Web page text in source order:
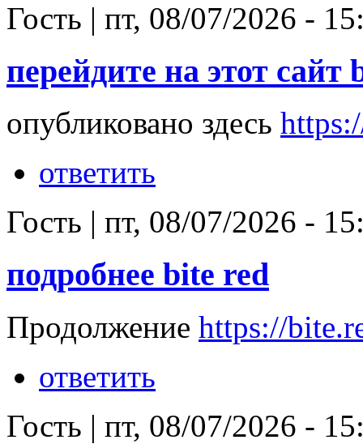
Гость | пт, 08/07/2026 -
перейдите на этот сайт
опубликовано здесь
ответить
Гость | пт, 08/07/2026 -
подробнее bite red
Продолжение https://
ответить
Гость | пт, 08/07/2026 -